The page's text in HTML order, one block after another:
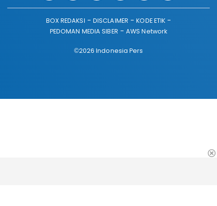
BOX REDAKSI DISCLAIMER
KODE ETIK
PEDOMAN MEDIA SIBER
AWS Network
©2026 Indonesia Pers